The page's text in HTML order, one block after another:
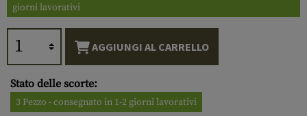
giorni lavorativi
AGGIUNGI AL CARRELLO
Stato delle scorte:
3 Pezzo - consegnato in 1-2 giorni lavorativi